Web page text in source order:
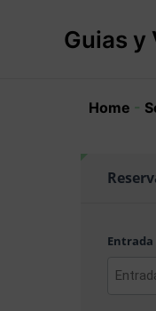
Guias y
Home -
Entrada